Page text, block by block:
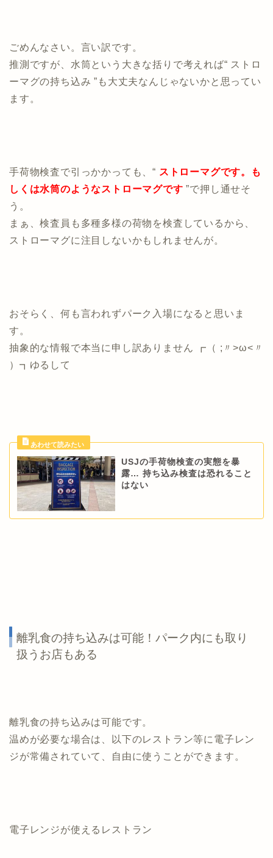
ごめんなさい。言い訳です。
推測ですが、水筒という大きな括りで考えれば“ ストロ
ーマグの持ち込み ”も大丈夫なんじゃないかと思ってい
ます。
手荷物検査で引っかかっても、“ ストローマグです。も
しくは水筒のようなストローマグです ”で押し通せそ
う。
まぁ、検査員も多種多様の荷物を検査しているから、
ストローマグに注目しないかもしれませんが。
おそらく、何も言われずパーク入場になると思いま
す。
抽象的な情報で本当に申し訳ありません ┏（ ;〃>ω<〃
）┓ゆるして
USJの手荷物検査の実態を暴
露… 持ち込み検査は恐れること
はない
離乳食の持ち込みは可能！パーク内にも取り
扱うお店もある
離乳食の持ち込みは可能です。
温めが必要な場合は、以下のレストラン等に電子レン
ジが常備されていて、自由に使うことができます。
電子レンジが使えるレストラン